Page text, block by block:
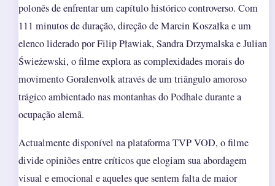
polonês de enfrentar um capítulo histórico controverso. Com
111 minutos de duração, direção de Marcin Koszałka e um
elenco liderado por Filip Pławiak, Sandra Drzymalska e Julian
Świeżewski, o filme explora as complexidades morais do
movimento Goralenvolk através de um triângulo amoroso
trágico ambientado nas montanhas do Podhale durante a
ocupação alemã.
Actualmente disponível na plataforma TVP VOD, o filme
divide opiniões entre críticos que elogiam sua abordagem
visual e emocional e aqueles que sentem falta de maior